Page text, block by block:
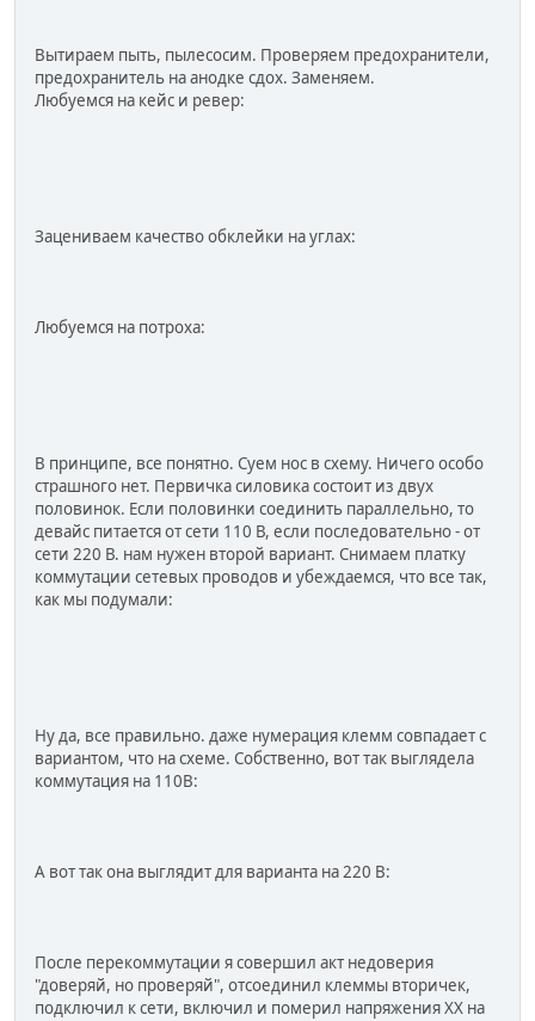
Вытираем пыть, пылесосим. Проверяем предохранители,
предохранитель на анодке сдох. Заменяем.
Любуемся на кейс и ревер:
Зацениваем качество обклейки на углах:
Любуемся на потроха:
В принципе, все понятно. Суем нос в схему. Ничего особо
страшного нет. Первичка силовика состоит из двух
половинок. Если половинки соединить параллельно, то
девайс питается от сети 110 В, если последовательно - от
сети 220 В. нам нужен второй вариант. Снимаем платку
коммутации сетевых проводов и убеждаемся, что все так,
как мы подумали:
Ну да, все правильно. даже нумерация клемм совпадает с
вариантом, что на схеме. Собственно, вот так выглядела
коммутация на 110В:
А вот так она выглядит для варианта на 220 В:
После перекоммутации я совершил акт недоверия
"доверяй, но проверяй", отсоединил клеммы вторичек,
подключил к сети, включил и померил напряжения ХХ на